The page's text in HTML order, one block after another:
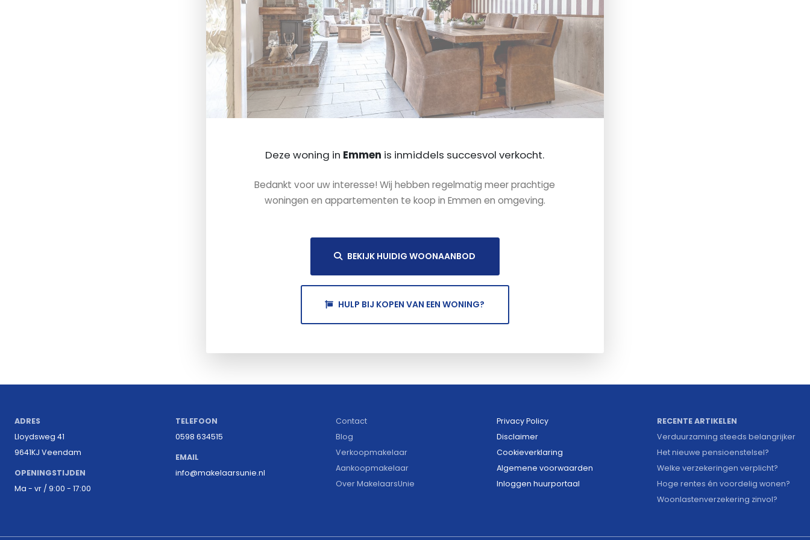
Deze woning in Emmen is inmiddels succesvol verkocht.
Bedankt voor uw interesse! Wij hebben regelmatig meer prachtige
woningen en appartementen te koop in Emmen en omgeving.
BEKIJK HUIDIG WOONAANBOD
HULP BIJ KOPEN VAN EEN WONING?
ADRES
Lloydsweg 41
9641KJ Veendam
OPENINGSTIJDEN
Ma - vr / 9:00 - 17:00
TELEFOON
0598 634515
EMAIL
info@makelaarsunie.nl
Contact
Blog
Verkoopmakelaar
Aankoopmakelaar
Over MakelaarsUnie
Privacy Policy
Disclaimer
Cookieverklaring
Algemene voorwaarden
Inloggen huurportaal
RECENTE ARTIKELEN
Verduurzaming steeds belangrijker
Het nieuwe pensioenstelsel?
Welke verzekeringen verplicht?
Hoge rentes én voordelig wonen?
Woonlastenverzekering zinvol?